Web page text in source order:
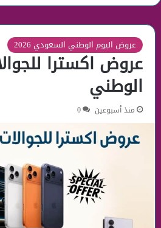
عروض اليوم الوطني السعودي 2026
عروض اكسترا
الوطني
منذ أسبوعين 0